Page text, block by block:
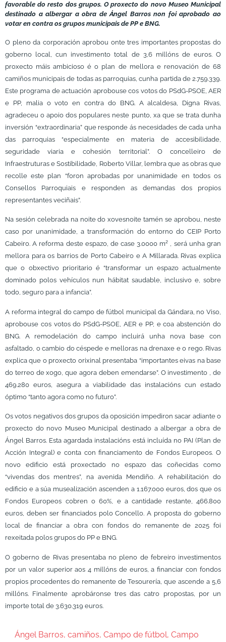
favorable do resto dos grupos. O proxecto do novo Museo Municipal
destinado a albergar a obra de Ángel Barros non foi aprobado ao
votar en contra os grupos municipais de PP e BNG.
O pleno da corporación aprobou onte tres importantes propostas do
goberno local, cun investimento total de 3,6 millóns de euros. O
proxecto máis ambicioso é o plan de mellora e renovación de 68
camiños municipais de todas as parroquias, cunha partida de 2.759.339.
Este programa de actuación aprobouse cos votos do PSdG-PSOE, AER
e PP, malia o voto en contra do BNG. A alcaldesa, Digna Rivas,
agradeceu o apoio dos populares neste punto, xa que se trata dunha
inversión “extraordinaria” que responde ás necesidades de cada unha
das parroquias “especialmente en materia de accesibilidade,
seguridade viaria e cohesión territorial”. O concelleiro de
Infraestruturas e Sostibilidade, Roberto Villar, lembra que as obras que
recolle este plan “foron aprobadas por unanimidade en todos os
Consellos Parroquiais e responden as demandas dos propios
representantes veciñais”.
Na sesión celebrada na noite do xovesnoite tamén se aprobou, neste
caso por unanimidade, a transformación do entorno do CEIP Porto
Cabeiro. A reforma deste espazo, de case 3.0000 m² , será unha gran
mellora para os barrios de Porto Cabeiro e A Millarada. Rivas explica
que o obxectivo prioritario é “transformar un espazo actualmente
dominado polos vehículos nun hábitat saudable, inclusivo e, sobre
todo, seguro para a infancia”.
A reforma integral do campo de fútbol municipal da Gándara, no Viso,
aprobouse cos votos do PSdG-PSOE, AER e PP, e coa abstención do
BNG. A remodelación do campo incluirá unha nova base con
asfaltado, o cambio do céspede e melloras na drenaxe e o rego. Rivas
explica que o proxecto orixinal presentaba “importantes eivas na base
do terreo de xogo, que agora deben emendarse”. O investimento , de
469.280 euros, asegura a viabilidade das instalacións cun estado
óptimo “tanto agora como no futuro”.
Os votos negativos dos grupos da oposición impediron sacar adiante o
proxecto do novo Museo Municipal destinado a albergar a obra de
Ángel Barros. Esta agardada instalacións está incluída no PAI (Plan de
Acción Integral) e conta con financiamento de Fondos Europeos. O
novo edificio está proxectado no espazo das coñecidas como
“vivendas dos mentres”, na avenida Mendiño. A rehabilitación do
edificio e a súa musealización ascenden a 1.167.000 euros, dos que os
Fondos Europeos cobren o 60%, e a cantidade restante, 466.800
euros, deben ser financiados polo Concello. A proposta do goberno
local de financiar a obra con fondos do remanente de 2025 foi
rexeitada polos grupos do PP e BNG.
O goberno de Rivas presentaba no pleno de febreiro investimentos
por un valor superior aos 4 millóns de euros, a financiar con fondos
propios procedentes do remanente de Tesourería, que ascende a 5,6
millóns. Finalmente aprobáronse tres das catro propostas, por un
importe total de 3.630.319 euros.
Ángel Barros, camiños, Campo de fútbol, Campo